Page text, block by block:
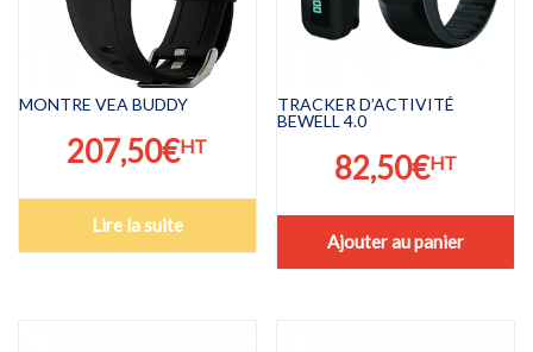
MONTRE VEA BUDDY
207,50€HT
Lire la suite
TRACKER D’ACTIVITÉ
BEWELL 4.0
82,50€HT
Ajouter au panier